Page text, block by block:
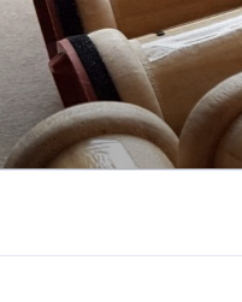
Zum
Inhalt
springen